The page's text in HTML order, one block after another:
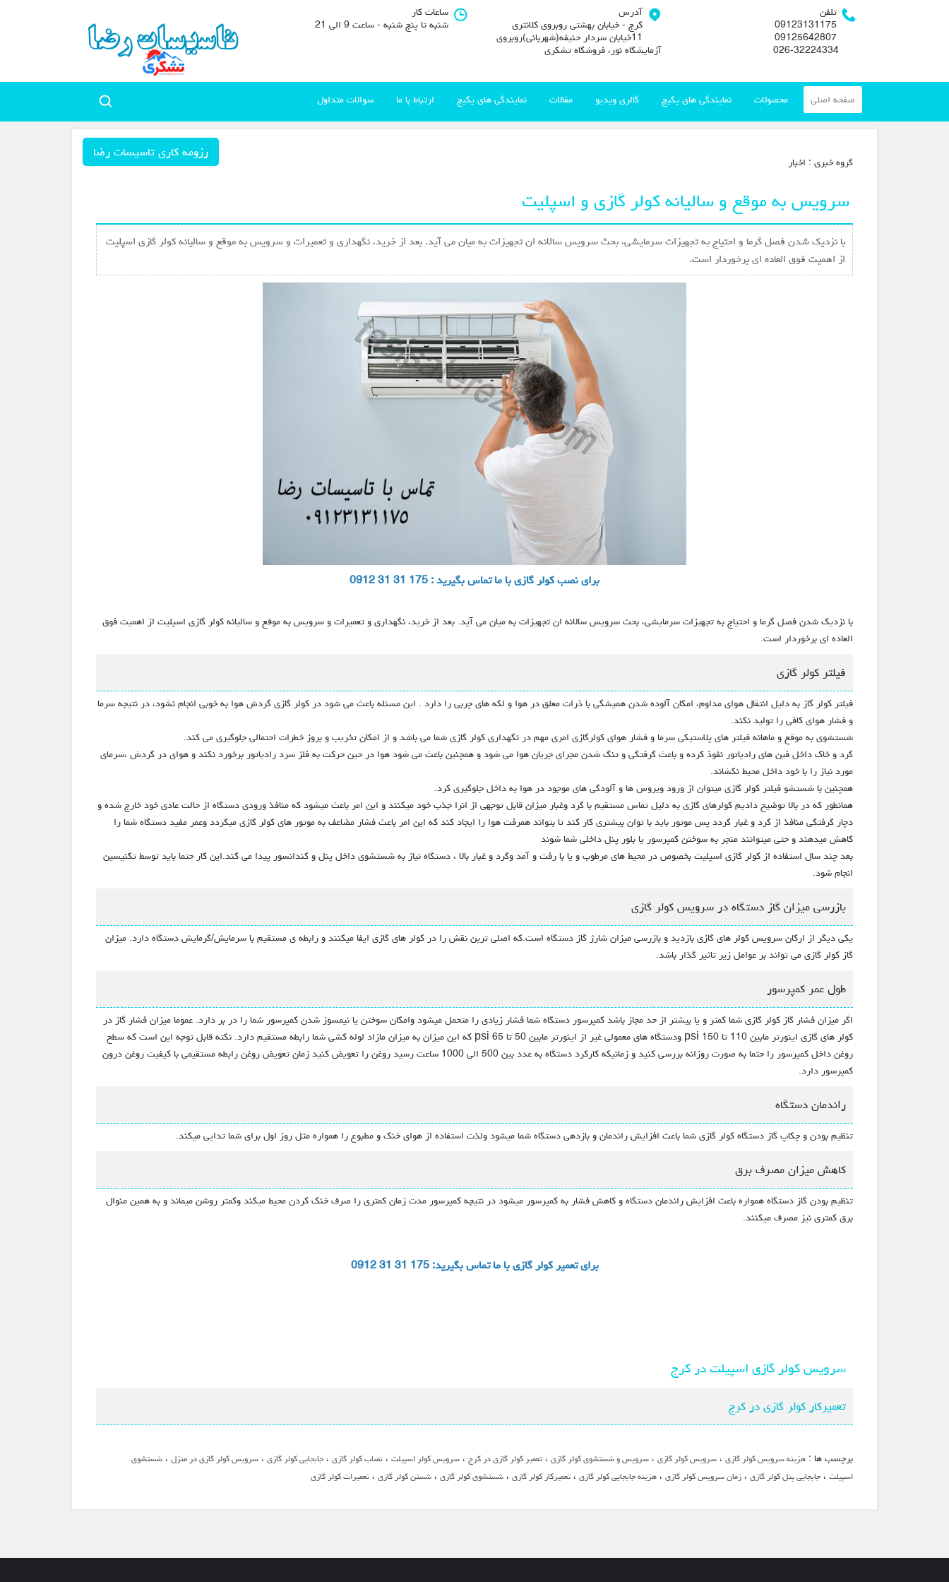
تلفن
09123131175
09125642807
آدرس
کرج - خیابان بهشتی روبروی کلانتری
11خیابان سردار حنیفه(شهربانی)روبروی
آزمایشگاه نور، فروشگاه تشکری
ساعات کار
شنبه تا پنج شنبه - ساعت 9 الی 21
صفحه اصلی محصولات نمایندگی های پکیج گالری ویدیو مقالات نمایندگی های پکیج ارتباط با ما سوالات متداول
رزومه کاری تاسیسات رضا گروه خبري : اخبار
سرویس به موقع و سالیانه کولر گازی و اسپلیت
با نزدیک شدن فصل گرما و احتیاج به تجهیزات سرمایشی، بحث سرویس سالانه ان تجهیزات به میان می آید. بعد از خرید، نگهداری و تعمیرات و سرویس به موقع و سالیانه کولر گازی اسپلیت
از اهمیت فوق العاده ای برخوردار است.
برای نصب کولر گازی با ما تماس بگیرید : 175 31 31 0912
با نزدیک شدن فصل گرما و احتیاج به تجهیزات سرمایشی، بحث سرویس سالانه ان تجهیزات به میان می آید. بعد از خرید، نگهداری و تعمیرات و سرویس به موقع و سالیانه کولر گازی اسپلیت از اهمیت فوق
العاده ای برخوردار است.
فیلتر کولر گازی
فیلتر کولر گاز به دلیل انتقال هوای مداوم، امکان آلوده شدن همیشگی با ذرات معلق در هوا و لکه های چربی را دارد . این مسئله باعث می شود در کولر گازی گردش هوا به خوبی انجام نشود، در نتیجه سرما
و فشار هوای کافی را تولید نکند.
شستشوی به موقع و ماهانه فیلتر های پلاستیکی سرما و فشار هوای کولرگازی امری مهم در نگهداری کولر گازی شما می باشد و از امکان تخریب و بروز خطرات احتمالی جلوگیری می کند.
گرد و خاک داخل فین های رادیاتور نفوذ کرده و باعث گرفتگی و تنگ شدن مجرای جریان هوا می شود و همچنین باعث می شود هوا در حین حرکت به فلز سرد رادیاتور برخورد نکند و هوای در گردش ،سرمای
مورد نیاز را با خود داخل محیط نکشاند.
همچنین با شستشو فیلتر کولر گازی میتوان از ورود ویروس ها و آلودگی های موجود در هوا به داخل جلوگیری کرد.
همانطور که در بالا توضیح دادیم کولرهای گازی به دلیل تماس مستقیم با گرد وغبار میزان قابل توجهی از انرا جذب خود میکنند و این امر باعث میشود که منافذ ورودی دستگاه از حالت عادی خود خارج شده و
دچار گرفتگی منافذ از گرد و غبار گردد پس موتور باید با توان بیشتری کار کند تا بتواند همرفت هوا را ایجاد کند که این امر باعث فشار مضاعف به موتور های کولر گازی میگردد وعمر مفید دستگاه شما را
کاهش میدهند و حتی میتوانند منجر به سوختن کمپرسور یا بلور پنل داخلی شما شوند
بعد چند سال استفاده از کولر گازی اسپلیت بخصوص در محیط های مرطوب و یا با رفت و آمد وگرد و غبار بالا ، دستگاه نیاز به شستشوی داخل پنل و کندانسور پیدا می کند.این کار حتما باید توسط تکنیسین
انجام شود.
بازرسی میزان گاز دستگاه در سرویس کولر گازی
یکی دیگر از ارکان سرویس کولر های گازی بازدید و بازرسی میزان شارژ گاز دستگاه است.که اصلی ترین نقش را در کولر های گازی ایفا میکنند و رابطه ی مستقیم با سرمایش/گرمایش دستگاه دارد. میزان
گاز کولر گازی می تواند بر عوامل زیر تاثیر گذار باشد.
طول عمر کمپرسور
اگر میزان فشار گاز کولر گازی شما کمتر و یا بیشتر از حد مجاز باشد کمپرسور دستگاه شما فشار زیادی را متحمل میشود وامکان سوختن یا نیمسوز شدن کمپرسور شما را در بر دارد. عموما میزان فشار گاز در
کولر های گازی اینورتر مابین 110 تا 150 psi ودستگاه های معمولی غیر از اینورتر مابین 50 تا 65 psi که این میزان به میزان مازاد لوله کشی شما رابطه مستقیم دارد. نکته قابل توجه این است که سطح
روغن داخل کمپرسور را حتما به صورت روزانه بررسی کنید و زمانیکه کارکرد دستگاه به عدد بین 500 الی 1000 ساعت رسید روغن را تعویض کنید زمان تعویض روغن رابطه مستقیمی با کیفیت روغن درون
کمپرسور دارد.
راندمان دستگاه
تنظیم بودن و چکاپ گاز دستگاه کولر گازی شما باعث افزایش راندمان و بازدهی دستگاه شما میشود ولذت استفاده از هوای خنک و مطبوع را همواره مثل روز اول برای شما تدایی میکند.
کاهش میزان مصرف برق
تنظیم بودن گاز دستگاه همواره باعث افزایش راندمان دستگاه و کاهش فشار به کمپرسور میشود در نتیجه کمپرسور مدت زمان کمتری را صرف خنک کردن محیط میکند وکمتر روشن میماند و به همین منوال
برق کمتری نیز مصرف میکنند.
برای تعمیر کولر گازی با ما تماس بگیرید: 175 31 31 0912
سرویس کولر گازی اسپیلت در کرج
تعمیرکار کولر گازی در کرج
برچسب ها :هزینه سرویس کولر گازی ،سرویس کولر گازی ،سرویس و شستشوی کولر گازی ،تعمیر کولر گازی در کرج ،سرویس کولر اسپیلت ،نصاب کولر گازی ،جابجایی کولر گازی ،سرویس کولر گازی در منزل ،شستشوی
اسپیلت ،جابجایی پنل کولر گازی ،زمان سرویس کولر گازی ،هزینه جابجایی کولر گازی ،تعمیرکار کولر گازی ،شستشوی کولر گازی ،شستن کولر گازی ،تعمیرات کولر گازی